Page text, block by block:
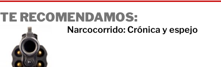
TE RECOMENDAMOS:
Narcocorrido: Crónica y espejo